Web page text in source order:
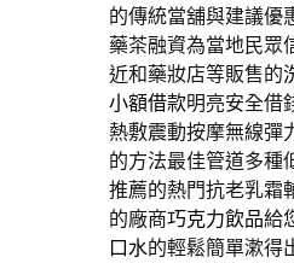
的傳統當舖與建議優
藥茶融資為當地民眾
近和藥妝店等販售的
小額借款明亮安全借
熱敷震動按摩無線彈
的方法最佳管道多種
推薦的熱門抗老乳霜
的廠商巧克力飲品給
口水的輕鬆簡單漱得